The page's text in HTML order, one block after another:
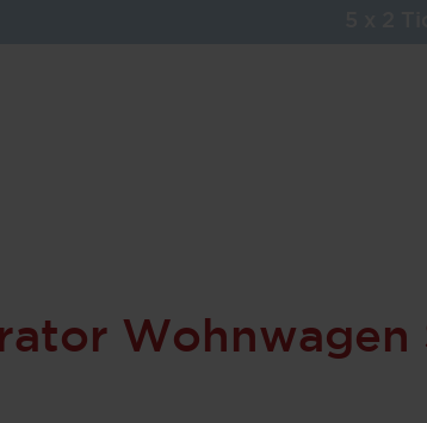
Wohnwagen